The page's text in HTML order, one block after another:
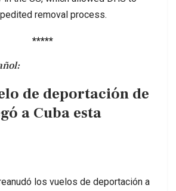
removal process.
*****
de deportación de
a Cuba esta
los vuelos de deportación a